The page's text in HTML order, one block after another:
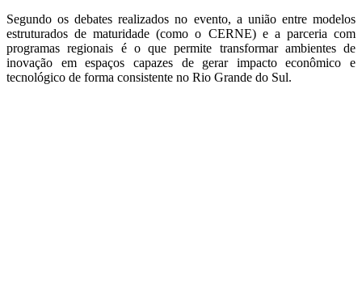
Segundo os debates realizados no evento, a união entre modelos
estruturados de maturidade (como o CERNE) e a parceria com
programas regionais é o que permite transformar ambientes de
inovação em espaços capazes de gerar impacto econômico e
tecnológico de forma consistente no Rio Grande do Sul.